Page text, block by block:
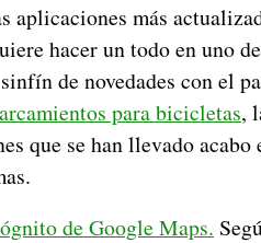
aplicaciones más
hacer un todo en uno
de novedades con el
para bicicletas,
que se han llevado acabo
de Google Maps.